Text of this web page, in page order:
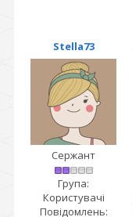
Stella73
Сержант
Група:
Користувачі
Повідомлень: